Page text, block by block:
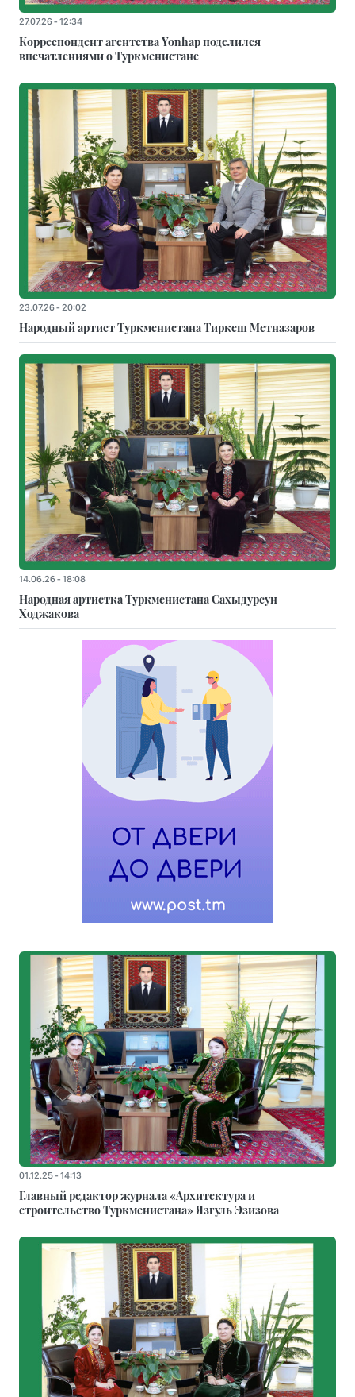
27.07.26 - 12:34
Корреспондент агентства Yonhap поделился
впечатлениями о Туркменистане
23.07.26 - 20:02
Народный артист Туркменистана Тиркеш Мeтназаров
14.06.26 - 18:08
Народная артистка Туркменистана Сахыдурсун
Ходжакова
01.12.25 - 14:13
Главный редактор журнала «Архитектура и
строительство Туркменистана» Язгуль Эзизова